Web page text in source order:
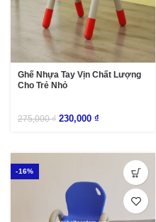
Ghế Nhựa Tay Vịn Chất Lượng
Cho Trẻ Nhỏ
275,000₫ 230,000 ₫
-16%